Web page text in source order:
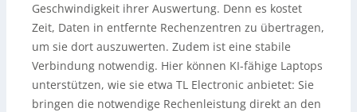
Geschwindigkeit ihrer Auswertung. Denn es kostet
Zeit, Daten in entfernte Rechenzentren zu übertragen,
um sie dort auszuwerten. Zudem ist eine stabile
Verbindung notwendig. Hier können KI-fähige Laptops
unterstützen, wie sie etwa TL Electronic anbietet: Sie
bringen die notwendige Rechenleistung direkt an den